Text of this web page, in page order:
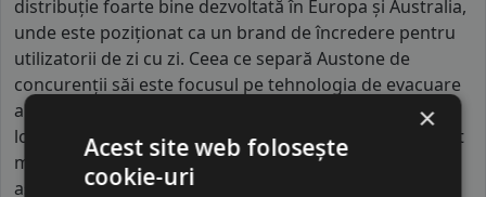
distribuție foarte bine dezvoltată în Europa și Australia,
unde este poziționat ca un brand de încredere pentru
utilizatorii de zi cu zi. Ceea ce separă Austone de
concurenții săi este focusul pe tehnologia de evacuare
a apei; profilurile lor sunt proiectate cu șanțuri
longitudinale extra-largi care previn acvaplanarea mult
mai eficient decât alte anvelope din clasa sa. De
asemenea, Austone se diferențiază prin rigiditatea
×
Acest site web folosește
cookie-uri